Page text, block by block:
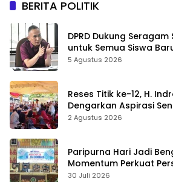
BERITA POLITIK
DPRD Dukung
untuk Semua Siswa
Sekolah Jangan
5 Agustus 2026
Reses Titik ke-12, H.
Dengarkan Aspirasi
2 Agustus 2026
Paripurna Hari Jadi
Momentum Perkuat
Negeri
30 Juli 2026